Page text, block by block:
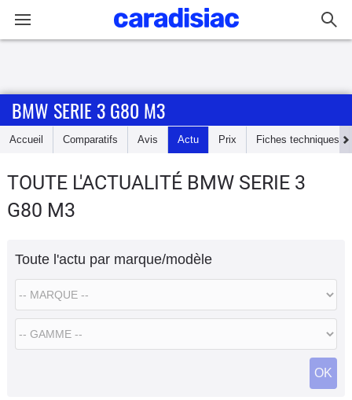
Accueil
Essais
Electriques
Utilitaires
BMW SERIE 3 G80 M3
Accueil Comparatifs Avis Actu Prix Fiches techniques
TOUTE L'ACTUALITÉ BMW SERIE 3
G80 M3
Toute l'actu par marque/modèle
OK